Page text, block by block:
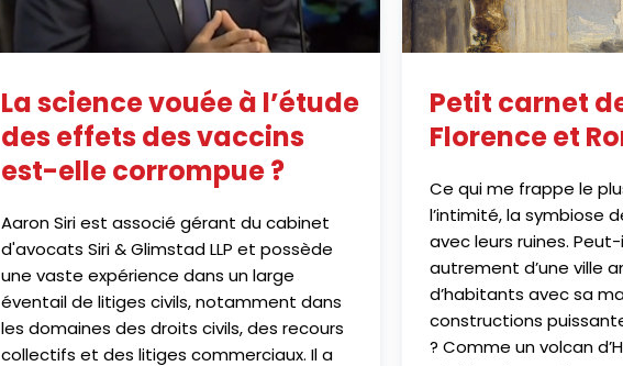
La science vouée à l’étude
des effets des vaccins
est-elle corrompue ?
Aaron Siri est associé gérant du cabinet
d'avocats Siri & Glimstad LLP et possède
une vaste expérience dans un large
éventail de litiges civils, notamment dans
les domaines des droits civils, des recours
collectifs et des litiges commerciaux. Il a
Petit carnet
Florence et
Ce qui me frappe le
l’intimité, la symbiose
avec leurs ruines.
autrement d’une ville
d’habitants avec sa
constructions
? Comme un volcan